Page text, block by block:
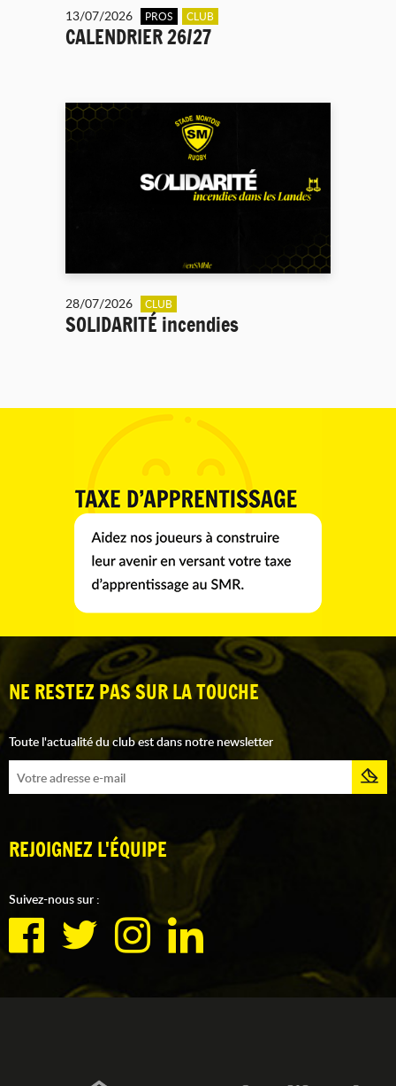
13/07/2026 PROS CLUB
CALENDRIER 26/27
28/07/2026 CLUB
SOLIDARITÉ incendies
NE RESTEZ PAS SUR LA TOUCHE
Toute l'actualité du club est dans notre newsletter
REJOIGNEZ L'ÉQUIPE
Suivez-nous sur :